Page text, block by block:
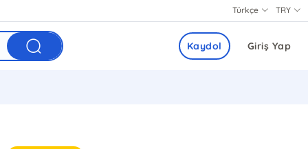
TRY
Türkçe
Giriş Yap
Kaydol